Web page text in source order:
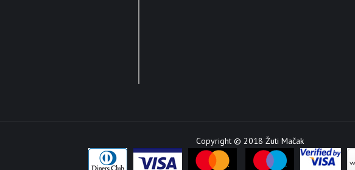
Copyright © 2018 Žuti Mačak